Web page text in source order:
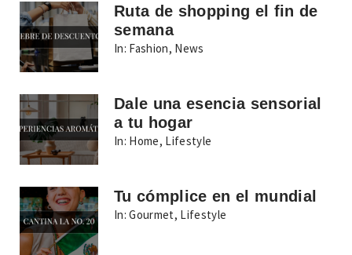
Ruta de shopping el fin de
semana
In: Fashion, News
Dale una esencia sensorial
a tu hogar
In: Home, Lifestyle
Tu cómplice en el mundial
In: Gourmet, Lifestyle